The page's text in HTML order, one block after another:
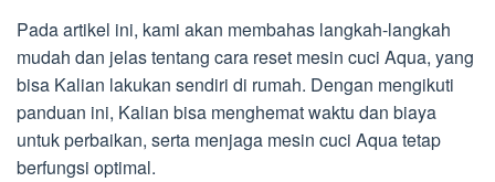
Pada artikel ini, kami akan membahas langkah-langkah
mudah dan jelas tentang cara reset mesin cuci Aqua, yang
bisa Kalian lakukan sendiri di rumah. Dengan mengikuti
panduan ini, Kalian bisa menghemat waktu dan biaya
untuk perbaikan, serta menjaga mesin cuci Aqua tetap
berfungsi optimal.